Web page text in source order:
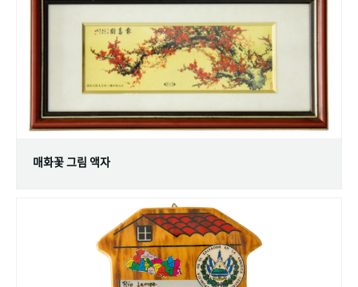
매화꽃 그림 액자